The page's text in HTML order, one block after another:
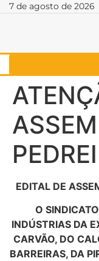
7 de agosto de 2026
EDITAL DE
O
INDÚSTRIAS DA
CARVÃO, DO
BARREIRAS, DA